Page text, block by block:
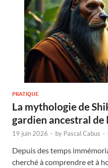
PRATIQUE
La mythologie de
gardien ancestral de
19 juin 2026 - by Pascal Cabus -
Depuis des temps
cherché à comprendre et à